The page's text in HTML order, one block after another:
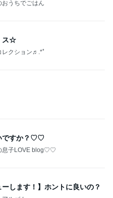
で困惑された私
前
ァンシードーナツ
前